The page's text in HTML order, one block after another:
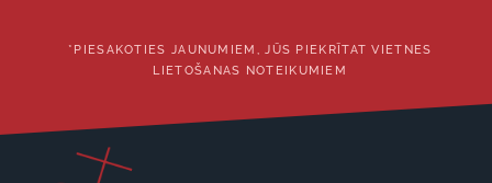
*PIESAKOTIES JAUNUMIEM, JŪS PIEKRĪTAT VIETNES
LIETOŠANAS NOTEIKUMIEM